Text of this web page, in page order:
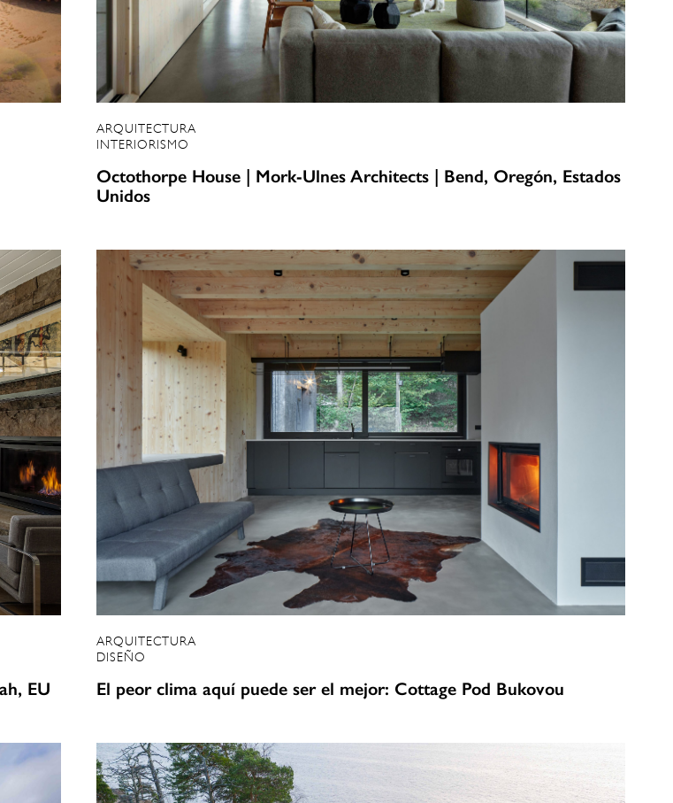
ARQUITECTURA
INTERIORISMO
Octothorpe House | Mork-Ulnes Architects | Bend, Oregón, Estados
Unidos
EU
ARQUITECTURA
DISEÑO
El peor clima aquí puede ser el mejor: Cottage Pod Bukovou